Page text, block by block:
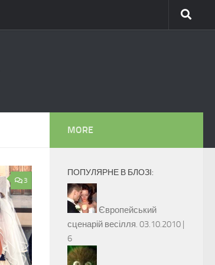
3
MORE
ПОПУЛЯРНЕ В БЛОЗІ:
Європейський
сценарій весілля. 03.10.2010 |
6